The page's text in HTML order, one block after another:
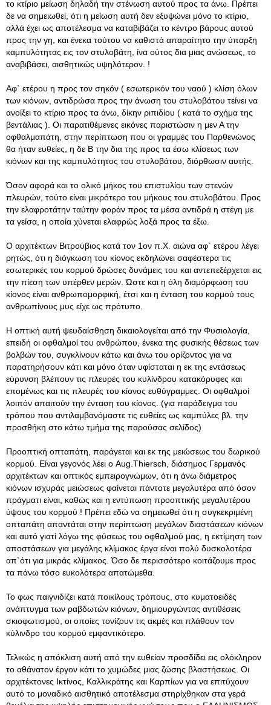
το κτίριο μείωση δηλαδή την στένωση αυτού προς τα άνω. Πρέπει
δε να σημειωθεί, ότι η μείωση αυτή δεν εξυψώνει μόνο το κτίριο,
αλλά έχει ως αποτέλεσμα να καταβιβάζει το κέντρο βάρους αυτού
προς την γη, και ένεκα τούτου να καθιστά απαραίτητο την ύπαρξη
καμπυλότητας εις τον στυλοβάτη, ίνα ούτος δια μιας ανώσεως, το
αναβιβάσει, αισθητικώς υψηλότερον. !
Αφ` ετέρου η προς τον σηκόν ( εσωτερικόν του ναού ) κλίση όλων
των κιόνων, αντιδρώσα προς την άνωση του στυλοβάτου τείνει να
ανοίξει το κτίριο προς τα άνω, δίκην ριπιδίου ( κατά το σχήμα της
βεντάλιας ). Οι παρατιθέμενες εικόνες παριστώσιν η μεν Α την
οφθαλμαπάτη, στην περίπτωση που οι γραμμές του Παρθενώνος
θα ήταν ευθείες, η δε Β την δια της προς τα έσω κλίσεως των
κιόνων και της καμπυλότητος του στυλοβάτου, διόρθωσιν αυτής.
Όσον αφορά και το ολικό μήκος του επιστυλίου των στενών
πλευρών, τούτο είναι μικρότερο του μήκους του στυλοβάτου. Προς
την ελαφροτάτην ταύτην φοράν προς τα μέσα αντιδρά η στέγη με
τα γείσα, η οποία χύνεται ελαφρώς λοξά προς τα έξω.
Ο αρχιτέκτων Βιτρούβιος κατά τον 1ον π.Χ. αιώνα αφ` ετέρου λέγει
ρητώς, ότι η διόγκωση του κίονος εκδηλώνει σαφέστερα τις
εσωτερικές του κορμού δρώσες δυνάμεις του και αντεπεξέρχεται εις
την πίεση των υπέρθεν μερών. Ώστε και η όλη διαμόρφωση του
κίονος είναι ανθρωπομορφική, έτσι και η ένταση του κορμού τους
ανθρωπίνους μυς είχε ως πρότυπο.
Η οπτική αυτή ψευδαίσθηση δικαιολογείται από την Φυσιολογία,
επειδή οι οφθαλμοί του ανθρώπου, ένεκα της φυσικής θέσεως των
βολβών του, συγκλίνουν κάτω και άνω του ορίζοντος για να
παρατηρήσουν κάτι και μόνο όταν υφίσταται η εκ της εντάσεως
εύρυνση βλέπουν τις πλευρές του κυλίνδρου κατακόρυφες και
επομένως και τις πλευρές του κίονος ευθύγραμμες. Οι οφθαλμοί
λοιπόν απαιτούν την ένταση του κίονος. (για παράδειγμα του
τρόπου που αντιλαμβανόμαστε τις ευθείες ως καμπύλες βλ. την
προσθήκη στο κάτω τμήμα της παρούσας σελίδος)
Προοπτική οπταπάτη, παράγεται και εκ της μειώσεως του δωρικού
κορμού. Είναι γεγονός λέει ο Aug.Thiersch, διάσημος Γερμανός
αρχιτέκτων και οπτικός εμπειρογνώμων, ότι η άνω διάμετρος
κιόνων ισχυράς μειώσεως φαίνεται πάντοτε μεγαλυτέρα από όσον
πράγματι είναι, καθώς και η εντύπωση προοπτικής μεγαλυτέρου
ύψους του κορμού ! Πρέπει εδώ να σημειωθεί ότι η συγκεκριμένη
οπταπάτη απαντάται στην περίπτωση μεγάλων διαστάσεων κιόνων
και αυτό γιατί λόγω της φύσεως του οφθαλμού μας, η εκτίμηση των
αποστάσεων για μεγάλης κλίμακος έργα είναι πολύ δυσκολοτέρα
απ`ότι για μικράς κλίμακος. Όσο δε περισσότερο κοιτάζουμε προς
τα πάνω τόσο ευκολότερα απατώμεθα.
Το φως παιγνιδίζει κατά ποικίλους τρόπους, στο κυματοειδές
ανάπτυγμα των ραβδωτών κιόνων, δημιουργώντας αντιθέσεις
σκιοφωτισμού, οι οποίες τονίζουν τις ακμές και πλάθουν τον
κύλινδρο του κορμού εμφαντικότερο.
Τελικώς η απόκλιση αυτή από την ευθείαν προσδίδει εις ολόκληρον
το αθάνατον έργον κάτι το χυμώδες μιας ζώσης βλαστήσεως. Οι
αρχιτέκτονες Ικτίνος, Καλλικράτης και Καρπίων για να επιτύχουν
αυτό το μοναδικό αισθητικό αποτέλεσμα στηρίχθηκαν στα γερά